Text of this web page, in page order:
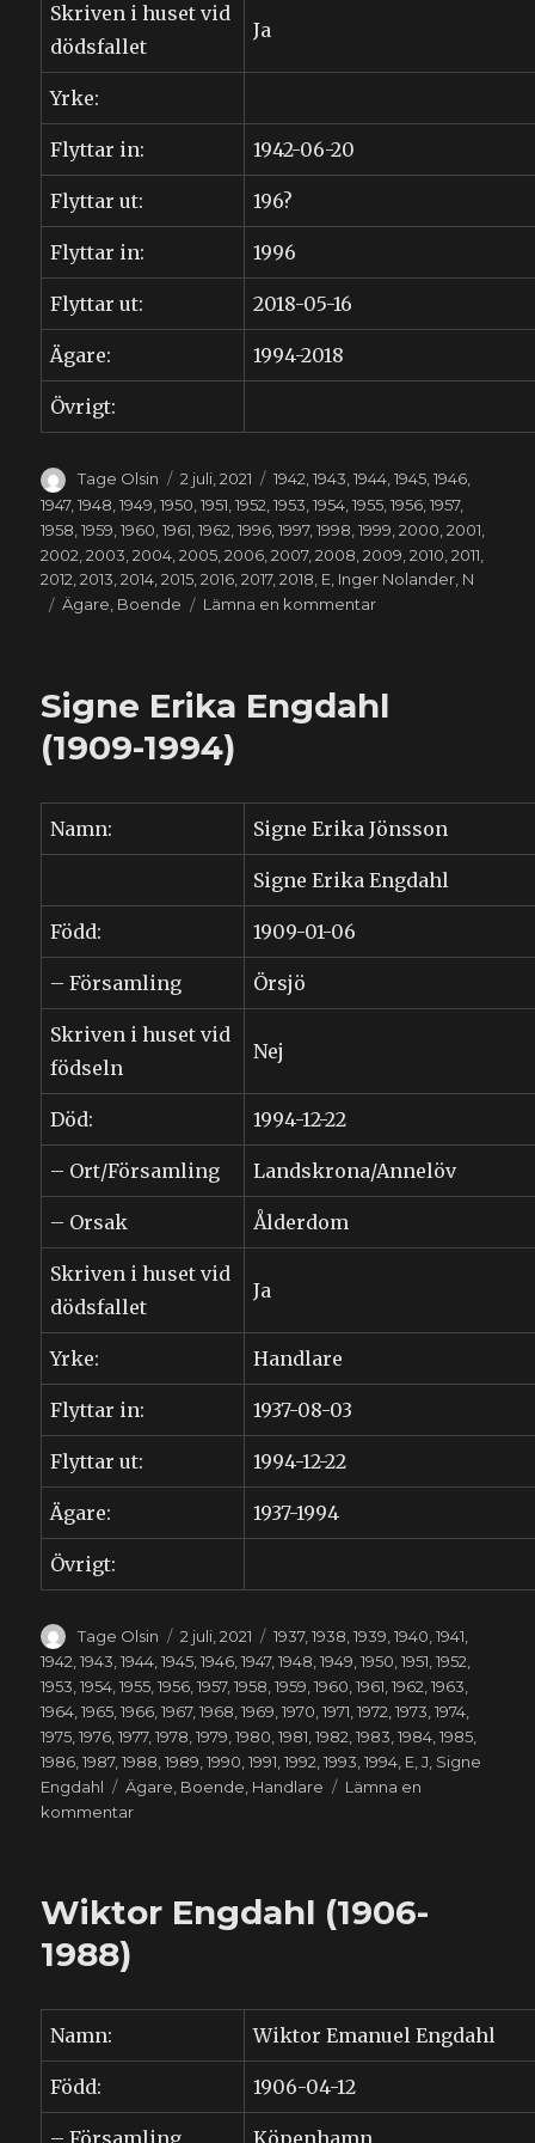
Skriven i huset vid
dödsfallet
Ja
Yrke:
Flyttar in: 1942-06-20
Flyttar ut: 196?
Flyttar in: 1996
Flyttar ut: 2018-05-16
Ägare: 1994-2018
Övrigt:
Författare
Tage Olsin
Publicerat
den
2 juli, 2021 Kategorier
1942,1943,1944,1945,1946,
1947,1948 ,1949 ,1950 ,1951 ,1952 ,1953 ,1954 ,1955 ,1956 ,1957,
1958 ,1959 ,1960 ,1961 ,1962 ,1996 ,1997,1998 ,1999 ,2000 ,2001
2002 ,2003 ,2004 ,2005 ,2006 ,2007,2008 ,2009 ,2010 ,2011
2012,2013,2014,2015,2016,2017,2018, E, Inger Nolander, N
Etiketter
Ägare, Boende Lämna en kommentartill
Mari
Signe Erika Engdahl
(1909-1994)
Namn: Signe Erika Jönsson
Signe Erika Engdahl
Född: 1909-01-06
– Församling Örsjö
Skriven i huset vid
födseln
Nej
Död: 1994-12-22
– Ort/Församling Landskrona/Annelöv
– Orsak Ålderdom
Skriven i huset vid
dödsfallet
Ja
Yrke: Handlare
Flyttar in: 1937-08-03
Flyttar ut: 1994-12-22
Ägare: 1937-1994
Övrigt:
Författare
Tage Olsin
Publicerat
den
2 juli, 2021 Kategorier
1937,1938 ,1939 ,1940 ,1941
1942 ,1943 ,1944 ,1945 ,1946 ,1947,1948 ,1949 ,1950 ,1951 ,1952
1953 ,1954 ,1955 ,1956 ,1957,1958 ,1959 ,1960 ,1961 ,1962 ,1963
1964 ,1965 ,1966 ,1967,1968 ,1969 ,1970 ,1971 ,1972 ,1973 ,1974
1975 ,1976 ,1977,1978 ,1979 ,1980 ,1981 ,1982 ,1983 ,1984 ,1985
1986 ,1987,1988 ,1989 ,1990 ,1991 ,1992 ,1993 ,1994 E ,J Signe
Engdahl
Etiketter
Ägare Boende Handlare
Lämna en
kommentartill
(1909-
Wiktor Engdahl (1906-
1988)
Namn: Wiktor Emanuel Engdahl
Född: 1906-04-12
– Församling Köpenhamn